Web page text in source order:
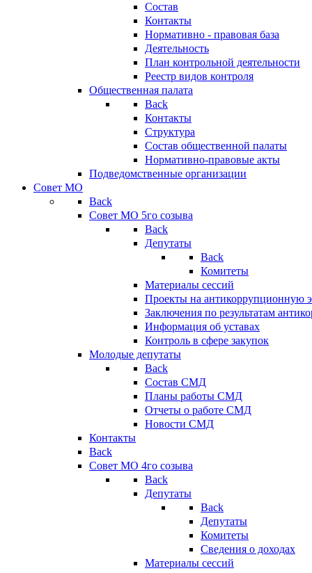
Состав
Контакты
Нормативно - правовая база
Деятельность
План контрольной деятельности
Реестр видов контроля
Общественная палата
Back
Контакты
Структура
Состав общественной палаты
Нормативно-правовые акты
Подведомственные организации
Совет МО
Back
Совет МО 5го созыва
Back
Депутаты
Back
Комитеты
Материалы сессий
Проекты на антикоррупционную
Заключения по результатам
Информация об уставах
Контроль в сфере закупок
Молодые депутаты
Back
Состав СМД
Планы работы СМД
Отчеты о работе СМД
Новости СМД
Контакты
Back
Совет МО 4го созыва
Back
Депутаты
Back
Депутаты
Комитеты
Сведения о доходах
Материалы сессий